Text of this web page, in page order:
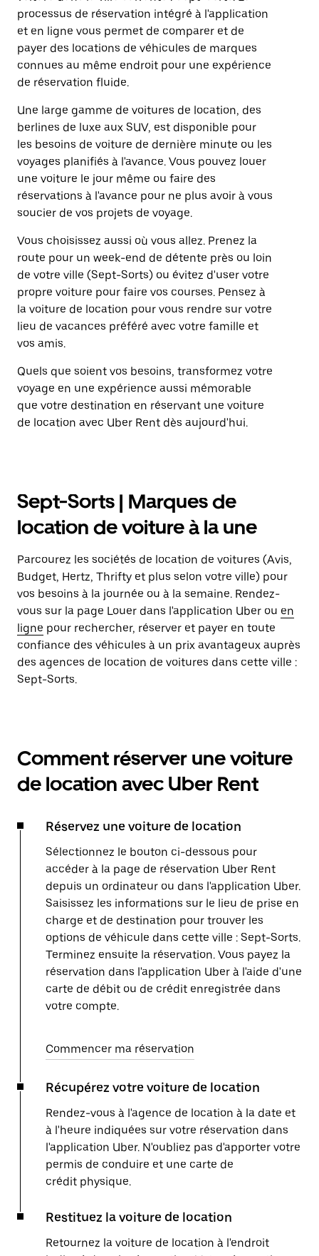
processus de réservation intégré à l'application
et en ligne vous permet de comparer et de
payer des locations de véhicules de marques
connues au même endroit pour une expérience
de réservation fluide.
Une large gamme de voitures de location, des
berlines de luxe aux SUV, est disponible pour
les besoins de voiture de dernière minute ou les
voyages planifiés à l'avance. Vous pouvez louer
une voiture le jour même ou faire des
réservations à l'avance pour ne plus avoir à vous
soucier de vos projets de voyage.
Vous choisissez aussi où vous allez. Prenez la
route pour un week-end de détente près ou loin
de votre ville (Sept-Sorts) ou évitez d'user votre
propre voiture pour faire vos courses. Pensez à
la voiture de location pour vous rendre sur votre
lieu de vacances préféré avec votre famille et
vos amis.
Quels que soient vos besoins, transformez votre
voyage en une expérience aussi mémorable
que votre destination en réservant une voiture
de location avec Uber Rent dès aujourd'hui.
Sept-Sorts | Marques de
location de voiture à la une
Parcourez les sociétés de location de voitures (Avis,
Budget, Hertz, Thrifty et plus selon votre ville) pour
vos besoins à la journée ou à la semaine. Rendez-
vous sur la page Louer dans l'application Uber ou en
ligne pour rechercher, réserver et payer en toute
confiance des véhicules à un prix avantageux auprès
des agences de location de voitures dans cette ville :
Sept-Sorts.
Comment réserver une voiture
de location avec Uber Rent
Réservez une voiture de location
Sélectionnez le bouton ci-dessous pour
accéder à la page de réservation Uber Rent
depuis un ordinateur ou dans l'application Uber.
Saisissez les informations sur le lieu de prise en
charge et de destination pour trouver les
options de véhicule dans cette ville : Sept-Sorts.
Terminez ensuite la réservation. Vous payez la
réservation dans l'application Uber à l'aide d'une
carte de débit ou de crédit enregistrée dans
votre compte.
Commencer ma réservation
Récupérez votre voiture de location
Rendez-vous à l'agence de location à la date et
à l'heure indiquées sur votre réservation dans
l'application Uber. N'oubliez pas d'apporter votre
permis de conduire et une carte de
crédit physique.
Restituez la voiture de location
Retournez la voiture de location à l'endroit